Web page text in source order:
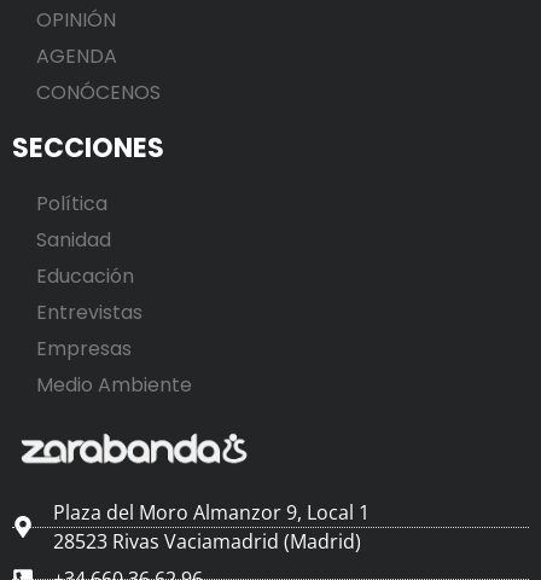
OPINIÓN
AGENDA
CONÓCENOS
SECCIONES
Política
Sanidad
Educación
Entrevistas
Empresas
Medio Ambiente
Plaza del Moro Almanzor 9, Local 1
28523 Rivas Vaciamadrid (Madrid)